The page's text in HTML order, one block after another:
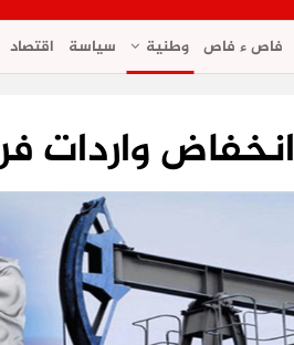
فاص ء فاص وطنية سياسة اقتصاد
انخفاض واردات